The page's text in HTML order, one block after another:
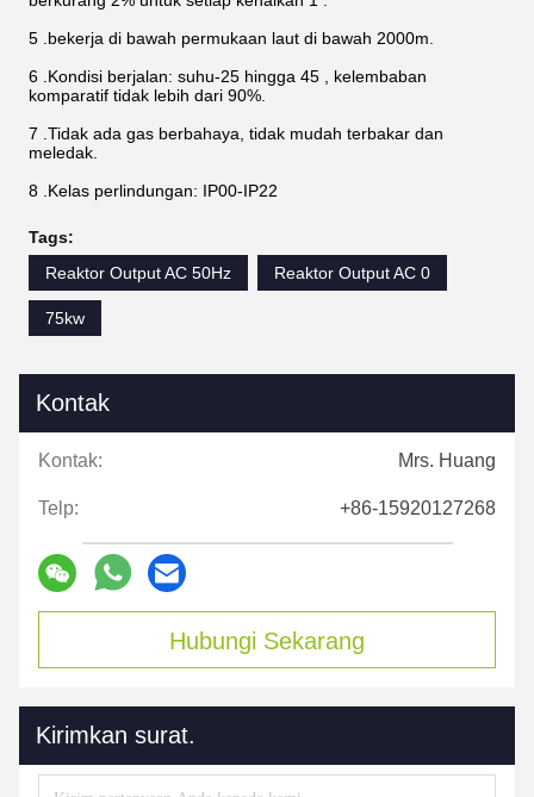
5 .bekerja di bawah permukaan laut di bawah 2000m.
6 .Kondisi berjalan: suhu-25 hingga 45 , kelembaban
komparatif tidak lebih dari 90%.
7 .Tidak ada gas berbahaya, tidak mudah terbakar dan
meledak.
8 .Kelas perlindungan: IP00-IP22
Tags:
Reaktor Output AC 50Hz
Reaktor Output AC 0
75kw
Kontak
Kontak: Mrs. Huang
Telp: +86-15920127268
Hubungi Sekarang
Kirimkan surat.